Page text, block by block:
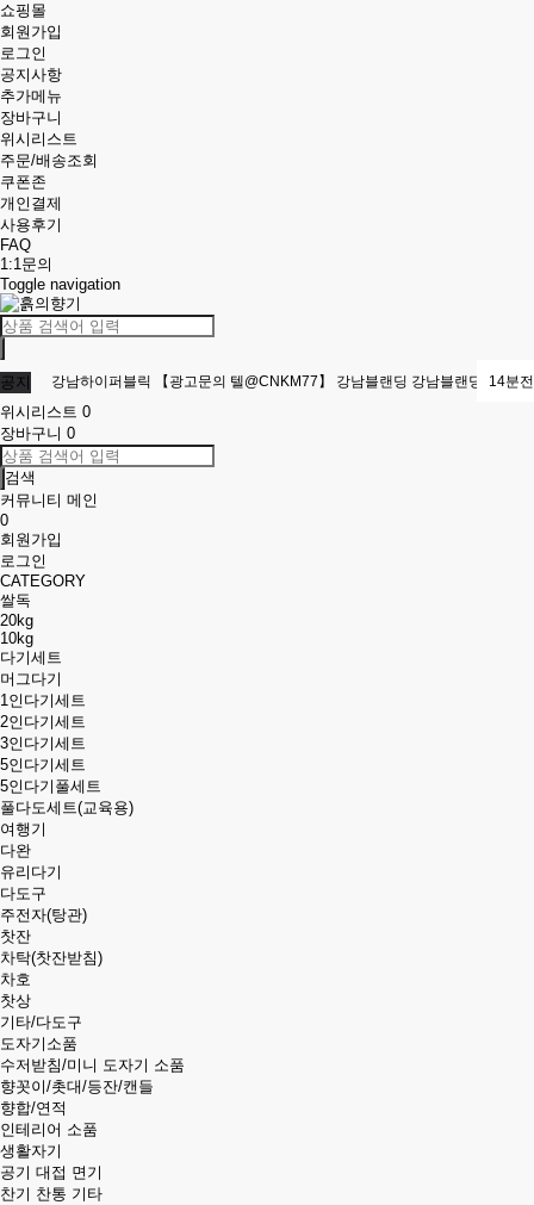
쇼핑몰
회원가입
로그인
공지사항
추가메뉴
장바구니
위시리스트
주문/배송조회
쿠폰존
개인결제
사용후기
FAQ
1:1문의
Toggle navigation
공지 강남하이퍼블릭 【광고문의 텔@CNKM77】 강남블랜딩 강남블랜딩 신강남
하이퍼블릭
14분전
베트남홀덤 〈텔@HCMHOLDEM〉 베트남홀덤룸 호치민홀덤룸
호치민포커 ※텔@HCMHOLDEM※ 사이공포커 호치민홀덤
강남블랜딩 〖광고문의 텔@CNKM77〗 강남하퍼 강남블랜딩 강남블랜딩
베트남홀덤펍 ⦇텔@HCMHOLDEM⦈ 사이공포커 사이공홀덤
위시리스트 0
장바구니 0
검색
커뮤니티 메인
0
회원가입
로그인
CATEGORY
쌀독
20kg
10kg
다기세트
머그다기
1인다기세트
2인다기세트
3인다기세트
5인다기세트
5인다기풀세트
풀다도세트(교육용)
여행기
다완
유리다기
다도구
주전자(탕관)
찻잔
차탁(찻잔받침)
차호
찻상
기타/다도구
도자기소품
수저받침/미니 도자기 소품
향꼿이/촛대/등잔/캔들
향합/연적
인테리어 소품
생활자기
공기 대접 면기
찬기 찬통 기타